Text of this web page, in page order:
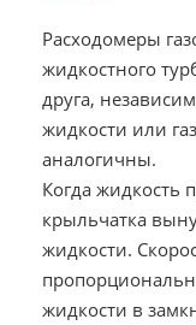
Расходомеры
жидкостного
друга,
жидкости или
аналогичны.
Когда жидкость
крыльчатка
жидкости.
жидкости в